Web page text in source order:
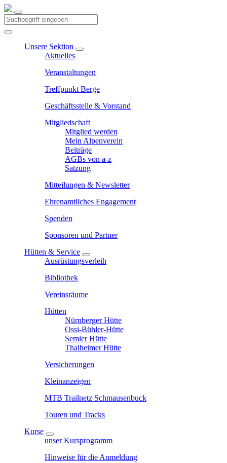
Unsere Sektion
Aktuelles
Veranstaltungen
Treffpunkt Berge
Geschäftsstelle & Vorstand
Mitgliedschaft
Mitglied werden
Mein Alpenverein
Beiträge
AGBs von a-z
Satzung
Mitteilungen & Newsletter
Ehrenamtliches Engagement
Spenden
Sponsoren und Partner
Hütten & Service
Ausrüstungsverleih
Bibliothek
Vereinsräume
Hütten
Nürnberger Hütte
Ossi-Bühler-Hütte
Semler Hütte
Thalheimer Hütte
Versicherungen
Kleinanzeigen
MTB Trailnetz Schmausenbuck
Touren und Tracks
Kurse
unser Kursprogramm
Hinweise für die Anmeldung